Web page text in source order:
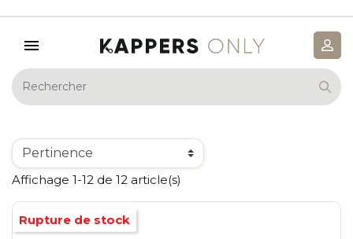
Affichage 1-12 de 12 article(s)
Rupture de stock